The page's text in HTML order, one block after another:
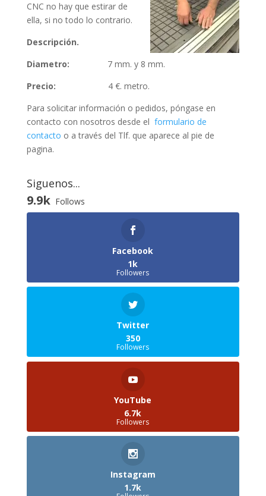
CNC no hay que estirar de
ella, si no todo lo contrario.
Descripción.
Diametro: 7 mm. y 8 mm.
Precio: 4 €. metro.
Para solicitar información o pedidos, póngase en
contacto con nosotros desde el formulario de
contacto o a través del Tlf. que aparece al pie de
pagina.
Siguenos...
9.9k Follows
Facebook
1k
Followers
Twitter
350
Followers
YouTube
6.7k
Followers
Instagram
1.7k